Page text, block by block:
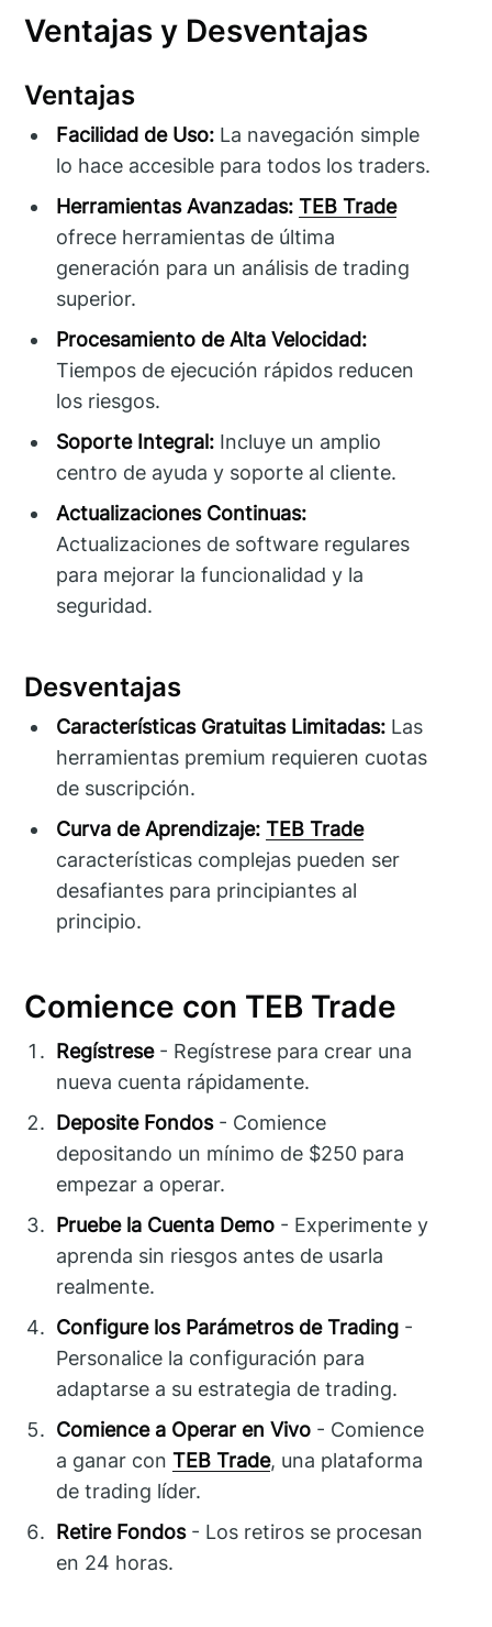
Ventajas y Desventajas
Ventajas
Facilidad de Uso: La navegación simple
lo hace accesible para todos los traders.
Herramientas Avanzadas: TEB Trade
ofrece herramientas de última
generación para un análisis de trading
superior.
Procesamiento de Alta Velocidad:
Tiempos de ejecución rápidos reducen
los riesgos.
Soporte Integral: Incluye un amplio
centro de ayuda y soporte al cliente.
Actualizaciones Continuas:
Actualizaciones de software regulares
para mejorar la funcionalidad y la
seguridad.
Desventajas
Características Gratuitas Limitadas: Las
herramientas premium requieren cuotas
de suscripción.
Curva de Aprendizaje: TEB Trade
características complejas pueden ser
desafiantes para principiantes al
principio.
Comience con TEB Trade
Regístrese- Regístrese para crear una
nueva cuenta rápidamente.
Deposite Fondos- Comience
depositando un mínimo de $250 para
empezar a operar.
Pruebe la Cuenta Demo - Experimente y
aprenda sin riesgos antes de usarla
realmente.
Configure los Parámetros de Trading -
Personalice la configuración para
adaptarse a su estrategia de trading.
Comience a Operar en Vivo - Comience
a ganar conTEB Trade, una plataforma
de trading líder.
Retire Fondos- Los retiros se procesan
en 24 horas.